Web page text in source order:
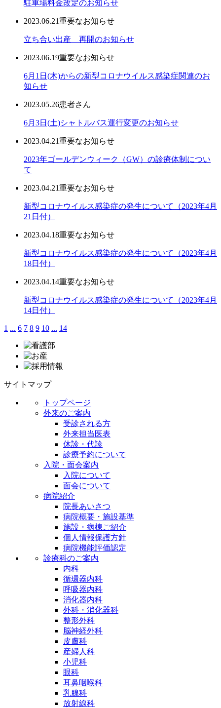
駐車場料金改定のお知らせ
2023.06.21重要なお知らせ
立ち合い出産 再開のお知らせ
2023.06.19重要なお知らせ
6月1日(木)からの新型コロナウイルス感染症関連のお
知らせ
2023.05.26患者さん
6月3日(土)シャトルバス運行変更のお知らせ
2023.04.21重要なお知らせ
2023年ゴールデンウィーク（GW）の診療体制につい
て
2023.04.21重要なお知らせ
新型コロナウイルス感染症の発生について（2023年4月
21日付）
2023.04.18重要なお知らせ
新型コロナウイルス感染症の発生について（2023年4月
18日付）
2023.04.14重要なお知らせ
新型コロナウイルス感染症の発生について（2023年4月
14日付）
1 ... 6 7 8 9 10 ... 14
サイトマップ
トップページ
外来のご案内
受診される方
外来担当医表
休診・代診
診療予約について
入院・面会案内
入院について
面会について
病院紹介
院長あいさつ
病院概要・施設基準
施設・病棟ご紹介
個人情報保護方針
病院機能評価認定
診療科のご案内
内科
循環器内科
呼吸器内科
消化器内科
外科・消化器科
整形外科
脳神経外科
皮膚科
産婦人科
小児科
眼科
耳鼻咽喉科
乳腺科
放射線科